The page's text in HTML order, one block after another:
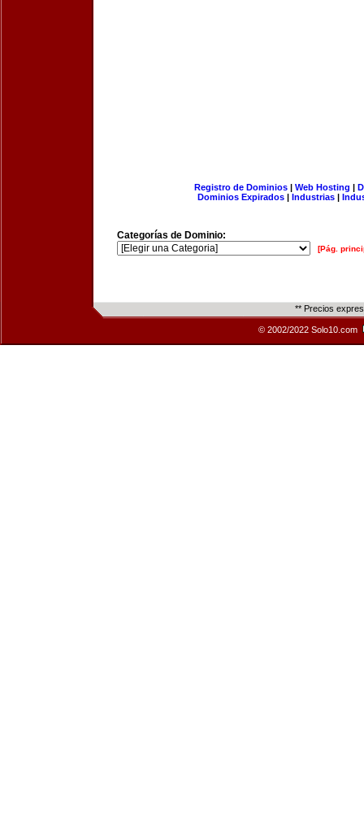
Registro de Dominios| Web Hosting |
Dominios Expirados | Industrias |
Categorías de Dominio:
[Pág.
** Precios
© 2002/2022 Solo10.com